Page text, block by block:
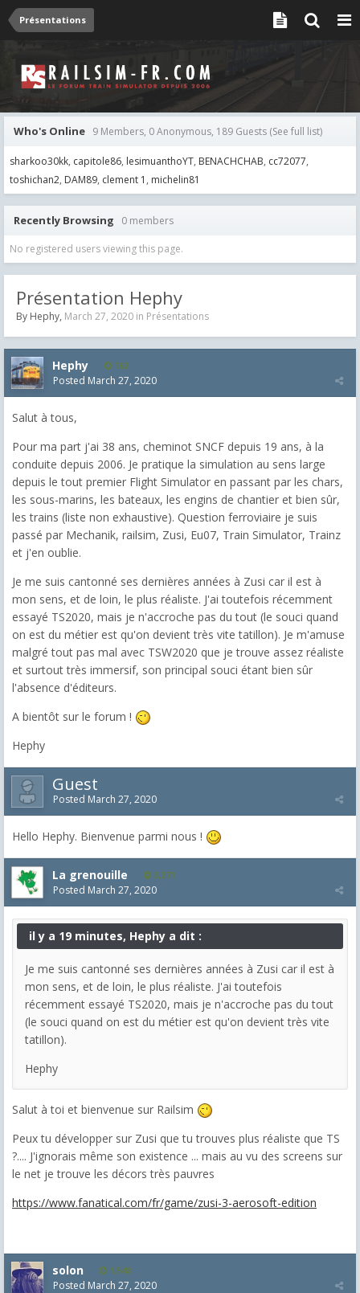
Présentations
Who's Online 9 Members, 0 Anonymous, 189 Guests (See full list)
sharkoo30kk capitole86 lesimuanthoYT BENACHCHAB cc72077
toshichan2 DAM89 clement 1 michelin81
Recently Browsing 0 members
No registered users viewing this page.
Présentation Hephy
By Hephy, March 27, 2020 in Présentations
Hephy 162
Posted March 27, 2020
Salut à tous,
Pour ma part j'ai 38 ans, cheminot SNCF depuis 19 ans, à la
conduite depuis 2006. Je pratique la simulation au sens large
depuis le tout premier Flight Simulator en passant par les chars,
les sous-marins, les bateaux, les engins de chantier et bien sûr,
les trains (liste non exhaustive). Question ferroviaire je suis
passé par Mechanik, railsim, Zusi, Eu07, Train Simulator, Trainz
et j'en oublie.
Je me suis cantonné ses dernières années à Zusi car il est à
mon sens, et de loin, le plus réaliste. J'ai toutefois récemment
essayé TS2020, mais je n'accroche pas du tout (le souci quand
on est du métier est qu'on devient très vite tatillon). Je m'amuse
malgré tout pas mal avec TSW2020 que je trouve assez réaliste
et surtout très immersif, son principal souci étant bien sûr
l'absence d'éditeurs.
A bientôt sur le forum !
Hephy
Guest
Posted March 27, 2020
Hello Hephy. Bienvenue parmi nous !
La grenouille 3,271
Posted March 27, 2020
il y a 19 minutes, Hephy a dit :
Je me suis cantonné ses dernières années à Zusi car il est à
mon sens, et de loin, le plus réaliste. J'ai toutefois
récemment essayé TS2020, mais je n'accroche pas du tout
(le souci quand on est du métier est qu'on devient très vite
tatillon).
Hephy
Salut à toi et bienvenue sur Railsim
Peux tu développer sur Zusi que tu trouves plus réaliste que TS
?.... J'ignorais même son existence ... mais au vu des screens sur
le net je trouve les décors très pauvres
https://www.fanatical.com/fr/game/zusi-3-aerosoft-edition
solon 1,548
Posted March 27, 2020